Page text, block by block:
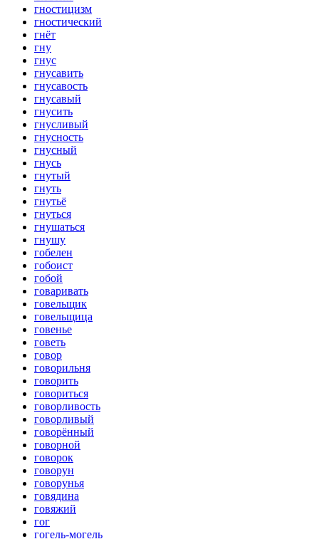
гностицизм
гностический
гнёт
гну
гнус
гнусавить
гнусавость
гнусавый
гнусить
гнусливый
гнусность
гнусный
гнусь
гнутый
гнуть
гнутьё
гнуться
гнушаться
гнушу
гобелен
гобоист
гобой
говаривать
говельщик
говельщица
говенье
говеть
говор
говорильня
говорить
говориться
говорливость
говорливый
говорённый
говорной
говорок
говорун
говорунья
говядина
говяжий
гог
гогель-могель